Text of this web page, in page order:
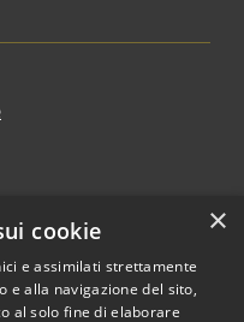
×
cookie
e assimilati strettamente
e alla navigazione del sito,
al solo fine di elaborare